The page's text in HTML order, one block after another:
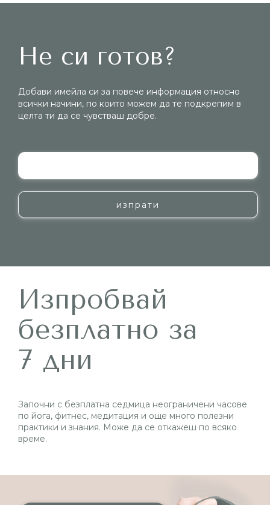
Не си готов?
Добави имейла си за повече информация относно
всички начини, по които можем да те подкрепим в
целта ти да се чувстваш добре.
Изпробвай
безплатно за
7 дни
Започни с безплатна седмица неограничени часове
по йога, фитнес, медитация и още много полезни
практики и знания. Може да се откажеш по всяко
време.